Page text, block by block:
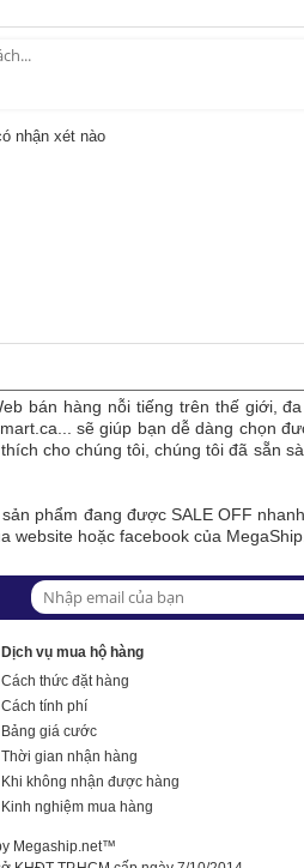
nhận xét nào
bán hàng nỗi tiếng trên thế giới,
sẽ giúp bạn dễ dàng chọn
cho chúng tôi, chúng tôi đã sẵn
phẩm đang được SALE OFF
website hoặc facebook của
Dịch vụ mua hộ hàng
Cách thức đặt hàng
Cách tính phí
Bảng giá cước
Thời gian nhận hàng
Khi không nhận được hàng
Kinh nghiệm mua hàng
Megaship.net™